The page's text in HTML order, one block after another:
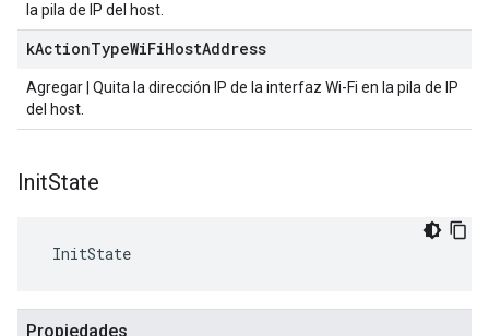
la pila de IP del host.
kActionTypeWiFiHostAddress
Agregar | Quita la dirección IP de la interfaz Wi-Fi en la pila de IP
del host.
InitState
InitState
Propiedades